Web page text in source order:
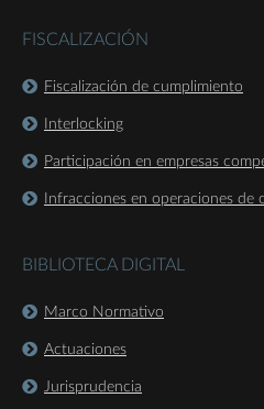
FISCALIZACIÓN
Fiscalización de cumplimiento
Interlocking
Participación en empresas
Infracciones en operaciones de
BIBLIOTECA DIGITAL
Marco Normativo
Actuaciones
Jurisprudencia